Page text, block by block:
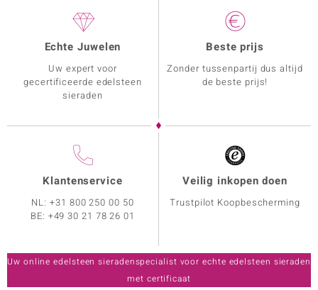
Echte Juwelen
Uw expert voor
gecertificeerde edelsteen
sieraden
Beste prijs
Zonder tussenpartij dus altijd
de beste prijs!
Klantenservice
NL:+31 800 250 00 50
BE: +49 30 21 78 26 01
Veilig inkopen doen
Trustpilot Koopbescherming
Uw online edelsteen sieradenspecialist voor echte edelsteen sieraden
met certificaat